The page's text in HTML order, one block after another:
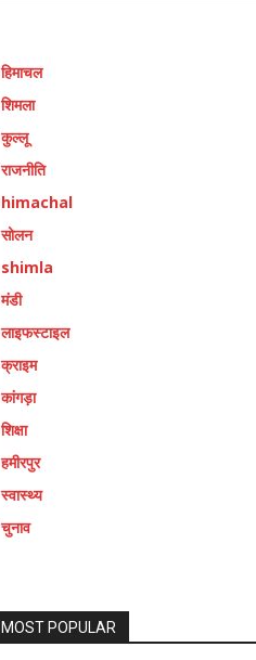
हिमाचल
शिमला
कुल्लू
राजनीति
himachal
सोलन
shimla
मंडी
लाइफस्टाइल
क्राइम
कांगड़ा
शिक्षा
हमीरपुर
स्वास्थ्य
चुनाव
MOST POPULAR